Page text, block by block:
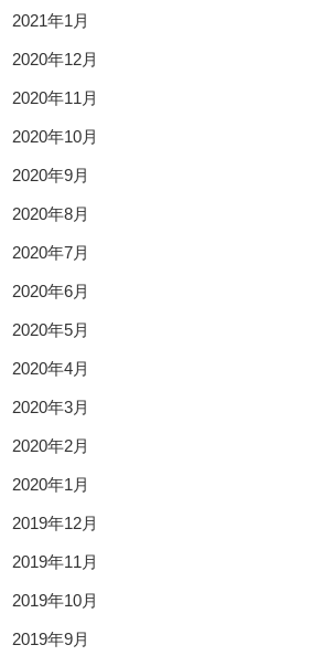
2021年1月
2020年12月
2020年11月
2020年10月
2020年9月
2020年8月
2020年7月
2020年6月
2020年5月
2020年4月
2020年3月
2020年2月
2020年1月
2019年12月
2019年11月
2019年10月
2019年9月